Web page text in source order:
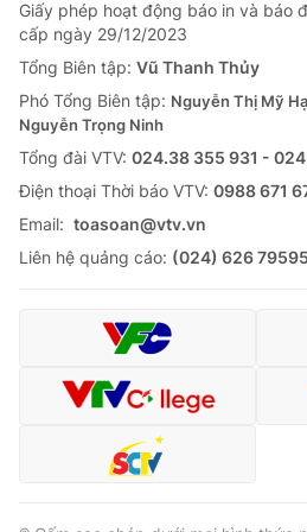
Sản phẩm
Thị trường
Tư vấn
Lịch phát sóng
Chuyên mục khác
Emagazine
Photo
VTV Money
VTV Sức khoẻ
Giấy phép hoạt động báo in và báo
cấp ngày 29/12/2023
Tổng Biên tập: Vũ Thanh Thủy
Phó Tổng Biên tập: Nguyễn Thị Mỹ
Nguyễn Trọng Ninh
Tổng đài VTV: 024.38 355 931 -
Ðiện thoại Thời báo VTV: 0988 671
Email: toasoan@vtv.vn
Liên hệ quảng cáo: (024) 626 79595